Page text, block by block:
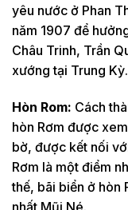
yêu nước ở Phan
năm 1907 để
Châu Trinh, Trần
xướng tại Trung Kỳ.
Hòn Rom: Cách
hòn Rơm được
bờ, được kết nối
Rơm là một điểm
thế, bãi biển ở hòn
nhất Mũi Né.